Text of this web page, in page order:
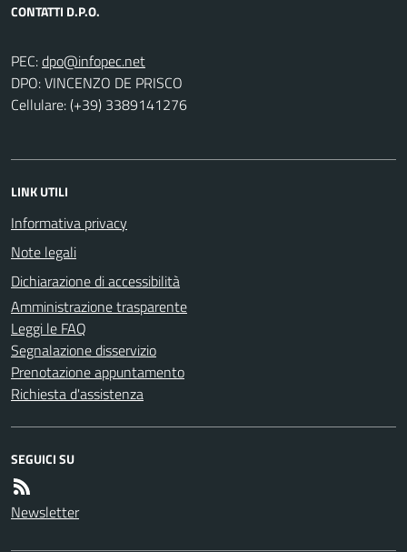
CONTATTI D.P.O.
PEC:
DPO: VINCENZO DE PRISCO
Cellulare: (+39) 3389141276
LINK UTILI
Informativa privacy
Note legali
Dichiarazione di accessibilità
Amministrazione trasparente
Leggi le FAQ
Segnalazione disservizio
Prenotazione appuntamento
Richiesta d'assistenza
SEGUICI SU
Newsletter